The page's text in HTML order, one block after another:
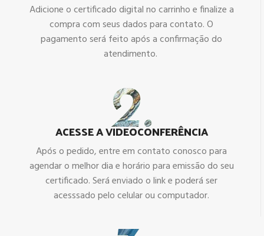
Adicione o certificado digital no carrinho e finalize a
compra com seus dados para contato. O
pagamento será feito após a confirmação do
atendimento.
ACESSE A VIDEOCONFERÊNCIA
Após o pedido, entre em contato conosco para
agendar o melhor dia e horário para emissão do seu
certificado. Será enviado o link e poderá ser
acesssado pelo celular ou computador.